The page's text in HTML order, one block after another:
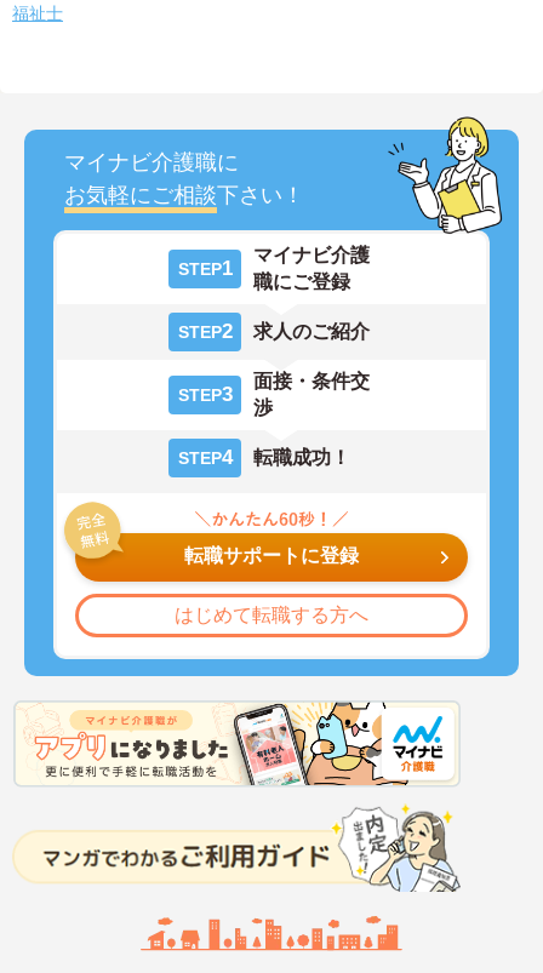
福祉士
マイナビ介護職に
お気軽にご相談下さい！
STEP1
マイナビ介護
職にご登録
STEP2 求人のご紹介
STEP3
面接・条件交
渉
STEP4 転職成功！
転職サポートに登録
はじめて転職する方へ